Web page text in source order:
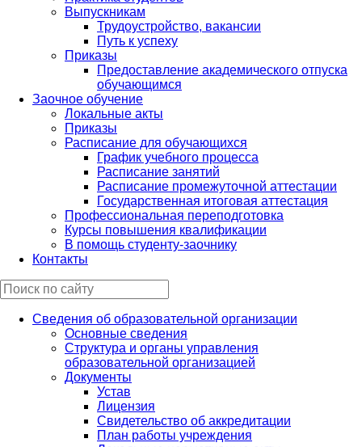
Выпускникам
Трудоустройство, вакансии
Путь к успеху
Приказы
Предоставление академического отпуска
обучающимся
Заочное обучение
Локальные акты
Приказы
Расписание для обучающихся
График учебного процесса
Расписание занятий
Расписание промежуточной аттестации
Государственная итоговая аттестация
Профессиональная переподготовка
Курсы повышения квалификации
В помощь студенту-заочнику
Контакты
Сведения об образовательной организации
Основные сведения
Структура и органы управления
образовательной организацией
Документы
Устав
Лицензия
Свидетельство об аккредитации
План работы учреждения